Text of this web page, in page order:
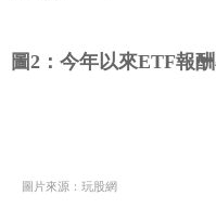
圖2：今年以來ETF報
圖片來源：玩股網